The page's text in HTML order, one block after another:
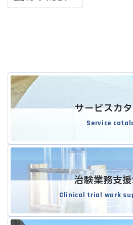
サービスカ
Service
治験業務支
Clinical trial work